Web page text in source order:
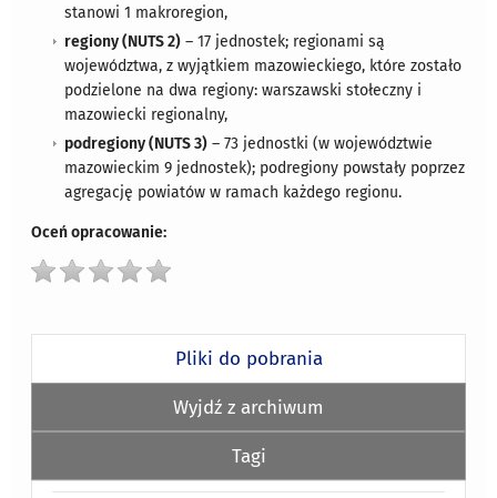
stanowi 1 makroregion,
regiony (NUTS 2) – 17 jednostek; regionami są
województwa, z wyjątkiem mazowieckiego, które zostało
podzielone na dwa regiony: warszawski stołeczny i
mazowiecki regionalny,
podregiony (NUTS 3) – 73 jednostki (w województwie
mazowieckim 9 jednostek); podregiony powstały poprzez
agregację powiatów w ramach każdego regionu.
Oceń opracowanie:
Pliki do pobrania
Wyjdź z archiwum
Tagi